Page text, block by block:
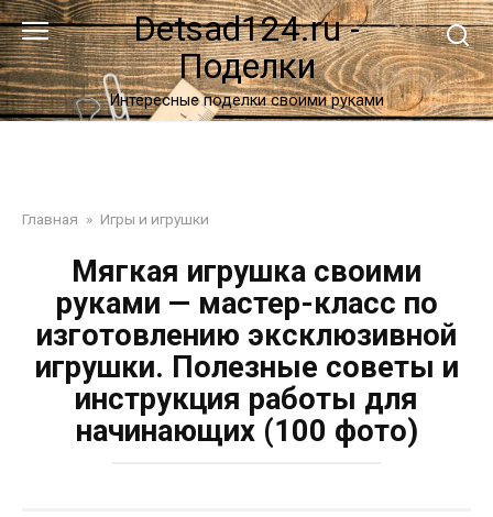
Перейти
к
контенту
Detsad124.ru -
Поделки
Интересные поделки своими руками
Главная » Игры и игрушки
Мягкая игрушка своими
руками — мастер-класс по
изготовлению эксклюзивной
игрушки. Полезные советы и
инструкция работы для
начинающих (100 фото)